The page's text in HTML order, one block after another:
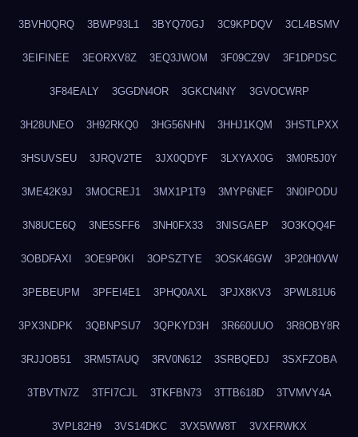
3BVH0QRQ 3BWP93L1 3BYQ70GJ 3C9KPDQV 3CL4BSMV
3EIFINEE 3EORXV8Z 3EQ3JWOM 3F09CZ9V 3F1DPDSC
3F84EALY 3GGDN4OR 3GKCN4NY 3GVOCWRP
3H28UNEO 3H92RKQ0 3HG56NHN 3HHJ1KQM 3HSTLPXX
3HSUVSEU 3JRQV2TE 3JX0QDYF 3LXYAX0G 3M0R5J0Y
3ME42K9J 3MOCREJ1 3MX1P1T9 3MYP6NEF 3N0IPODU
3N8UCE6Q 3NE5SFF6 3NH0FX33 3NISGAEP 3O3KQQ4F
3OBDFAXI 3OE9P0KI 3OPSZTYE 3OSK46GW 3P20H0VW
3PEBEUPM 3PFEI4E1 3PHQ0AXL 3PJX8KV3 3PWL81U6
3PX3NDPK 3QBNPSU7 3QPKYD3H 3R660UUO 3R8OBY8R
3RJJOB51 3RM5TAUQ 3RV0N612 3SRBQEDJ 3SXFZOBA
3TBVTN7Z 3TFI7CJL 3TKFBN73 3TTB618D 3TVMVY4A
3VPL82H9 3VS14DKC 3VX5WW8T 3VXFRWKX